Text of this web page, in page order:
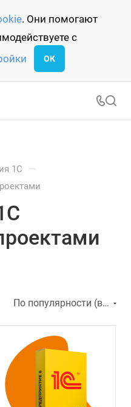
. Они помогают
с
ОК
1С —
По популярности (возрастание)